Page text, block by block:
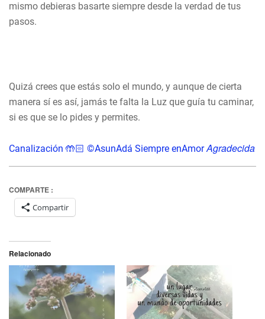
mismo debieras basarte siempre desde la verdad de tus
pasos.
Quizá crees que estás solo el mundo, y aunque de cierta
manera sí es así, jamás te falta la Luz que guía tu caminar,
si es que se lo pides y permites.
Canalización 🤲🏻 ©AsunAdá Siempre enAmorAgradecida
COMPARTE :
Compartir
Relacionado